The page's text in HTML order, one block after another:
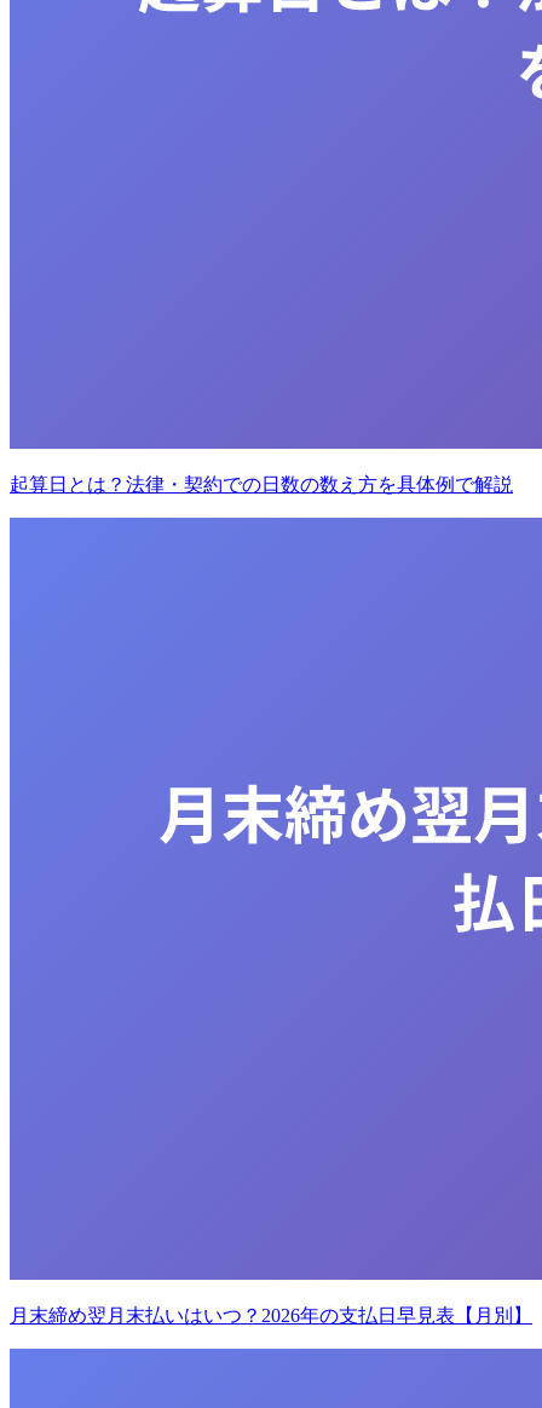
起算日とは？法律・契約での日数の数え方を具体例で解説
月末締め翌月末払いはいつ？2026年の支払日早見表【月別】